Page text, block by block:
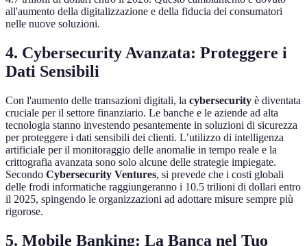
all'aumento della digitalizzazione e della fiducia dei consumatori
nelle nuove soluzioni.
4. Cybersecurity Avanzata: Proteggere i
Dati Sensibili
Con l'aumento delle transazioni digitali, la cybersecurity è diventata
cruciale per il settore finanziario. Le banche e le aziende ad alta
tecnologia stanno investendo pesantemente in soluzioni di sicurezza
per proteggere i dati sensibili dei clienti. L’utilizzo di intelligenza
artificiale per il monitoraggio delle anomalie in tempo reale e la
crittografia avanzata sono solo alcune delle strategie impiegate.
Secondo Cybersecurity Ventures, si prevede che i costi globali
delle frodi informatiche raggiungeranno i 10.5 trilioni di dollari entro
il 2025, spingendo le organizzazioni ad adottare misure sempre più
rigorose.
5. Mobile Banking: La Banca nel Tuo